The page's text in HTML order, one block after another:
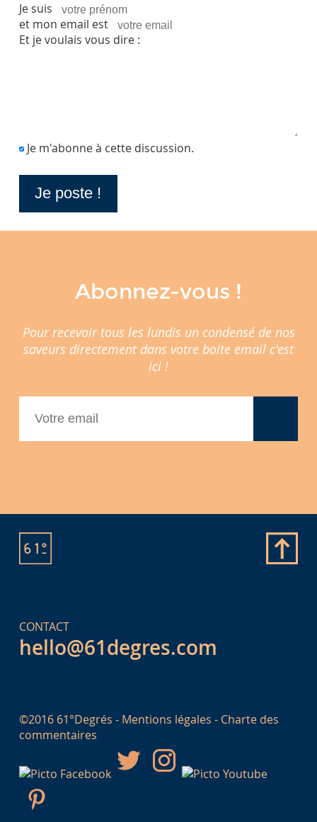
Je suis
et mon email est
Et je voulais vous dire :
Je m'abonne à cette discussion.
Abonnez-vous !
Pour recevoir tous les lundis un condensé de nos
saveurs directement dans votre boite email c'est
ici !
CONTACT
hello@61degres.com
©2016 61°Degrés - Mentions légales - Charte des
commentaires